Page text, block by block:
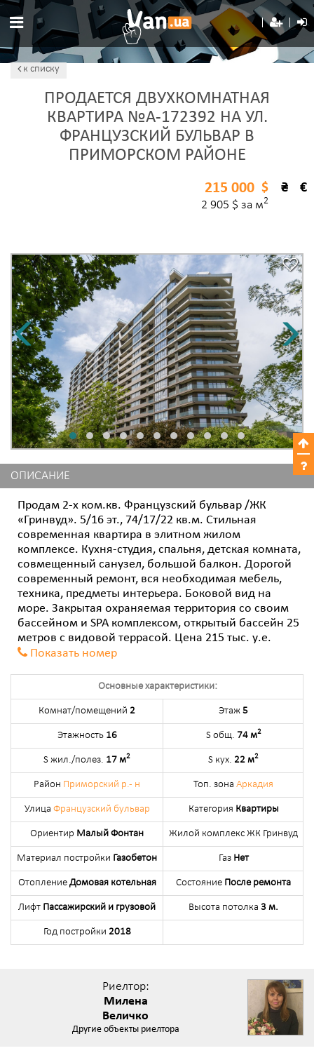
к списку
ПРОДАЕТСЯ ДВУХКОМНАТНАЯ
КВАРТИРА №A-172392 НА УЛ.
ФРАНЦУЗСКИЙ БУЛЬВАР В
ПРИМОРСКОМ РАЙОНЕ
$ ₴ €
215 000
2 905 $ за м2
ОПИСАНИЕ
Продам 2-х ком.кв. Французский бульвар /ЖК
«Гринвуд». 5/16 эт., 74/17/22 кв.м. Стильная
современная квартира в элитном жилом
комплексе. Кухня-студия, спальня, детская комната,
совмещенный санузел, большой балкон. Дорогой
современный ремонт, вся необходимая мебель,
техника, предметы интерьера. Боковой вид на
море. Закрытая охраняемая территория со своим
бассейном и SPA комплексом, открытый бассейн 25
метров с видовой террасой. Цена 215 тыс. у.е.
Показать номер
Основные характеристики:
Комнат/помещений 2 Этаж 5
Этажность 16 S общ. 74 м2
S жил./полез. 17 м2 S кух. 22 м2
Район Приморский р.- н Топ. зона Аркадия
Улица Французский бульвар Категория Квартиры
Ориентир Малый Фонтан Жилой комплекс ЖК Гринвуд
Материал постройки Газобетон Газ Нет
Отопление Домовая котельная Состояние После ремонта
Лифт Пассажирский и грузовой Высота потолка 3 м.
Год постройки 2018
Риелтор:
Милена
Величко
Другие объекты риелтора